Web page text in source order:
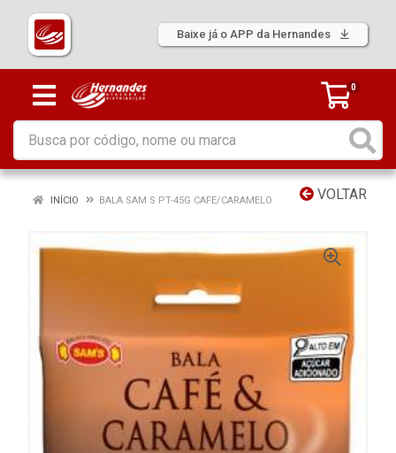
Baixe já o APP da Hernandes
0
VOLTAR
INÍCIO BALA SAM S PT-45G CAFE/CARAMELO